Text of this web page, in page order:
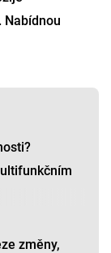
Nabídnou
změny,